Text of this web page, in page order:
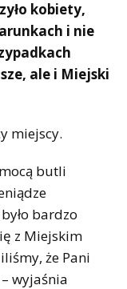
kobiety,
i nie
ale i Miejski
miejscy.
butli
bardzo
z Miejskim
że Pani
wyjaśnia